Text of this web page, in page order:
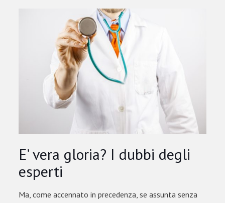
E’ vera gloria? I dubbi degli
esperti
Ma, come accennato in precedenza, se assunta senza